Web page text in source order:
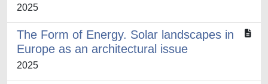
2025
The Form of Energy. Solar landscapes in
Europe as an architectural issue
2025